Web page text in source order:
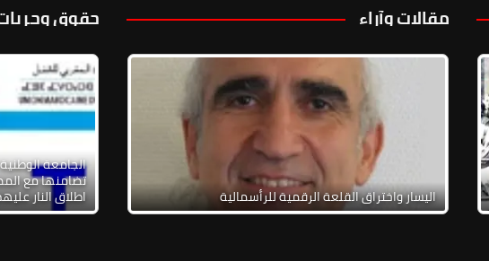
مقالات وآراء
اليسار واختراق القلعة الرقمية للرأسمالية
الخاص بلبنان: مخاطر ثالوث الاستسلام
الأهلية
حقوق
الجامعة
تضامنها مع
اطلاق النار
عائلات المختطفين مجهولي المصير: وقفة الحقيقة من
أجل الحقيقة، الإنصاف، الذاكرة وضد الإفلات من العقاب